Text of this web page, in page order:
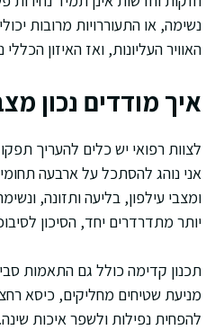
נשימה, או התעוררויות מרובות
האוויר העליונות, ואז האיזון
איך מודדים נכון
לצוות רפואי יש כלים להעריך
אני נוהג להסתכל על ארבעה
ומצבי עילפון, בליעה ותזונה,
יותר מתדרדרים יחד, הסיכון
תכנון קדימה כולל גם התאמות
מניעת שטיחים מחליקים, כיסא
להפחית נפילות ולשפר איכות